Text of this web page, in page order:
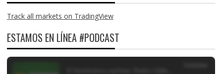
Track all markets on TradingView
ESTAMOS EN LÍNEA #PODCAST